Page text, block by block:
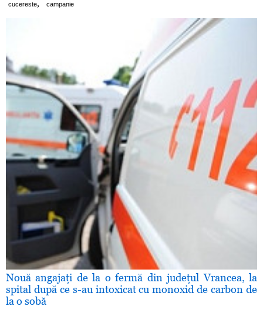
cucereste, campanie
Nouă angajaţi de la o fermă din judeţul Vrancea, la
spital după ce s-au intoxicat cu monoxid de carbon de
la o sobă